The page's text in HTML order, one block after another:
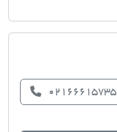
02166615735